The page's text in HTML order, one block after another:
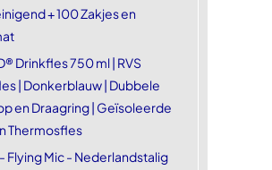
+ 100 Zakjes en
Drinkfles 750 ml | RVS
| Donkerblauw | Dubbele
en Draagring | Geïsoleerde
Thermosfles
Flying Mic - Nederlandstalig